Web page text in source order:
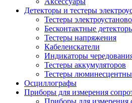
Детекторы и тестеры
Тестеры
Бесконтактные
Тестеры напряжения
Кабелеискатели
Индикаторы
Тестеры аккумуляторов
Тестеры
Осциллографы
Приборы для измерения
Приборы для измерения